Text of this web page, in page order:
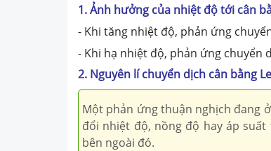
1. Ảnh hưởng của nhiệt độ tới cân
- Khi tăng nhiệt độ, phản ứng
- Khi hạ nhiệt độ, phản ứng chuyển
2. Nguyên lí chuyển dịch cân bằng
Một phản ứng thuận nghịch đang
đổi nhiệt độ, nồng độ hay áp
bên ngoài đó.